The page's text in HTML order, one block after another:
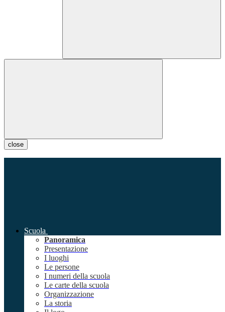
close
Scuola
Panoramica
Presentazione
I luoghi
Le persone
I numeri della scuola
Le carte della scuola
Organizzazione
La storia